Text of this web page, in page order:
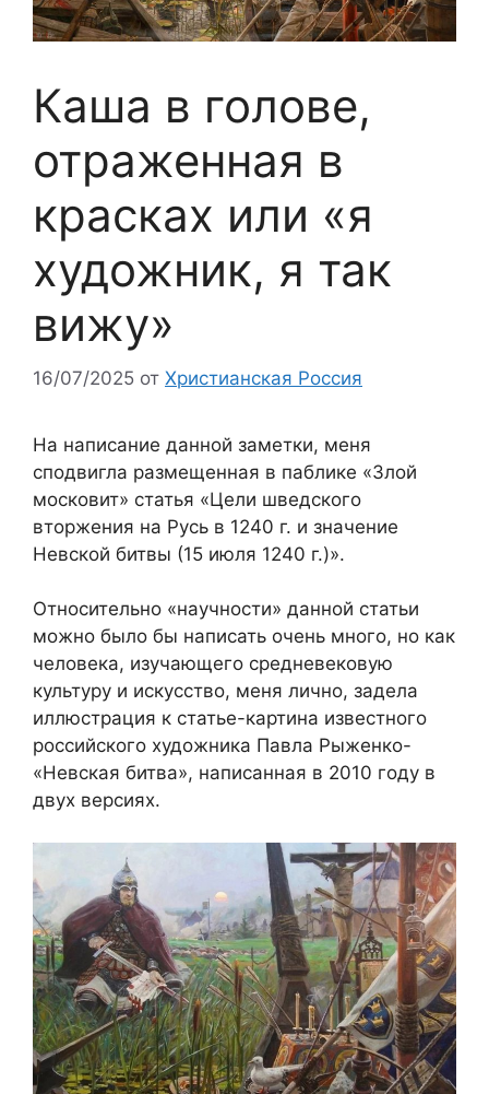
Каша в голове,
отраженная в
красках или «я
художник, я так
вижу»
16/07/2025 от Христианская Россия
На написание данной заметки, меня
сподвигла размещенная в паблике «Злой
московит» статья «Цели шведского
вторжения на Русь в 1240 г. и значение
Невской битвы (15 июля 1240 г.)».
Относительно «научности» данной статьи
можно было бы написать очень много, но как
человека, изучающего средневековую
культуру и искусство, меня лично, задела
иллюстрация к статье-картина известного
российского художника Павла Рыженко-
«Невская битва», написанная в 2010 году в
двух версиях.